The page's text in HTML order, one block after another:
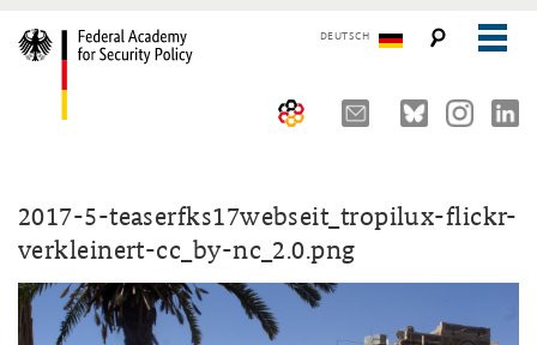
DEUTSCH
Advisory Board
Organisation
The Association of Friends
Seminars, Conferences and Events
Security Policy Course for Senior Officials
Core Course on Security Policy
Working Papers
2017-5-teaserfks17webseit_tropilux-flickr-
verkleinert-cc_by-nc_2.0.png